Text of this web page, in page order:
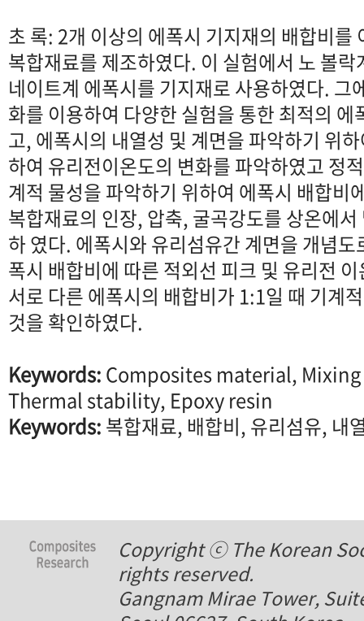
초 록: 2개 이상의 에폭시 기지재의 배합비를
복합재료를 제조하였다. 이 실험에서 노 볼
네이트계 에폭시를 기지재로 사용하였다. 그
화를 이용하여 다양한 실험을 통한 최적의
고, 에폭시의 내열성 및 계면을 파악하기 위
하여 유리전이온도의 변화를 파악하였고 정
계적 물성을 파악하기 위하여 에폭시 배합비
복합재료의 인장, 압축, 굴곡강도를 상온에
하 였다. 에폭시와 유리섬유간 계면을 개념
폭시 배합비에 따른 적외선 피크 및 유리전
서로 다른 에폭시의 배합비가 1:1일 때 기계
것을 확인하였다.
Keywords:Composites material,
Thermal stability, Epoxy resin
Keywords:복합재료, 배합비, 유리섬유, 내
Copyright ⓒ The Korean
rights reserved.
Gangnam Mirae Tower,